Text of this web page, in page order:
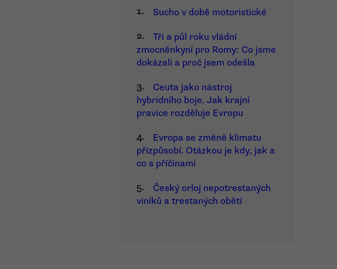
1.
Sucho v době motoristické
2.
Tři a půl roku vládní
zmocněnkyní pro Romy: Co jsme
dokázali a proč jsem odešla
3.
Ceuta jako nástroj
hybridního boje. Jak krajní
pravice rozděluje Evropu
4.
Evropa se změně klimatu
přizpůsobí. Otázkou je kdy, jak a
co s příčinami
5.
Český orloj nepotrestaných
viníků a trestaných obětí